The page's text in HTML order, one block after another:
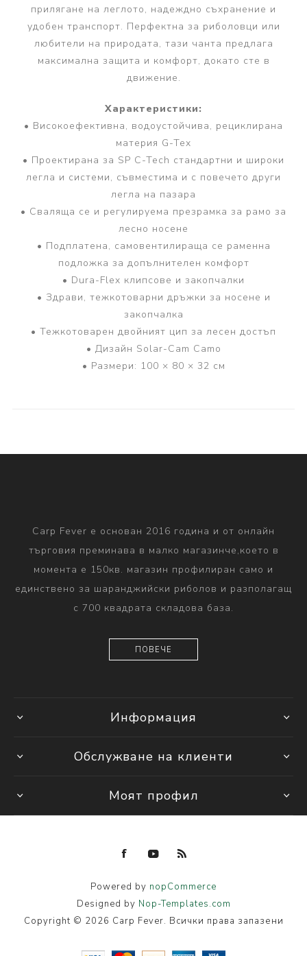
прилягане на леглото, надеждно съхранение и
удобен транспорт. Перфектна за риболовци или
любители на природата, тази чанта предлага
максимална защита и комфорт, докато сте в
движение.
Характеристики:
• Високоефективна, водоустойчива, рециклирана
материя G-Tex
• Проектирана за SP C-Tech стандартни и широки
легла и системи, съвместима и с повечето други
легла на пазара
• Сваляща се и регулируема презрамка за рамо за
лесно носене
• Подплатена, самовентилираща се раменна
подложка за допълнителен комфорт
• Dura-Flex клипсове и закопчалки
• Здрави, тежкотоварни дръжки за носене и
закопчалка
• Тежкотоварен двойният цип за лесен достъп
• Дизайн Solar-Cam Camo
• Размери: 100 × 80 × 32 см
Carp Fever е основан 2016 година и от онлайн
търговия преминава в малко магазинче,което в
момента е 150кв. магазин профилиран само и
единствено за шаранджийски риболов и разполагащ
с 700 квадрата складова база.
ПОВЕЧЕ
Информация
Обслужване на клиенти
Моят профил
Powered by nopCommerce
Designed by Nop-Templates.com
Copyright © 2026 Carp Fever. Всички права запазени